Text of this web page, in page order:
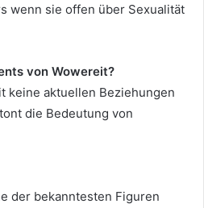
wenn sie offen über Sexualität
von Wowereit?
keine aktuellen Beziehungen
die Bedeutung von
der bekanntesten Figuren